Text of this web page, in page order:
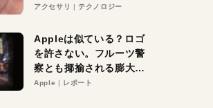
対策
アクセサリ テクノロジー
Appleは似ている？ロゴ
を許さない。フルーツ警
察とも揶揄される膨大な
異議申し立て。対象は非
Apple レポート